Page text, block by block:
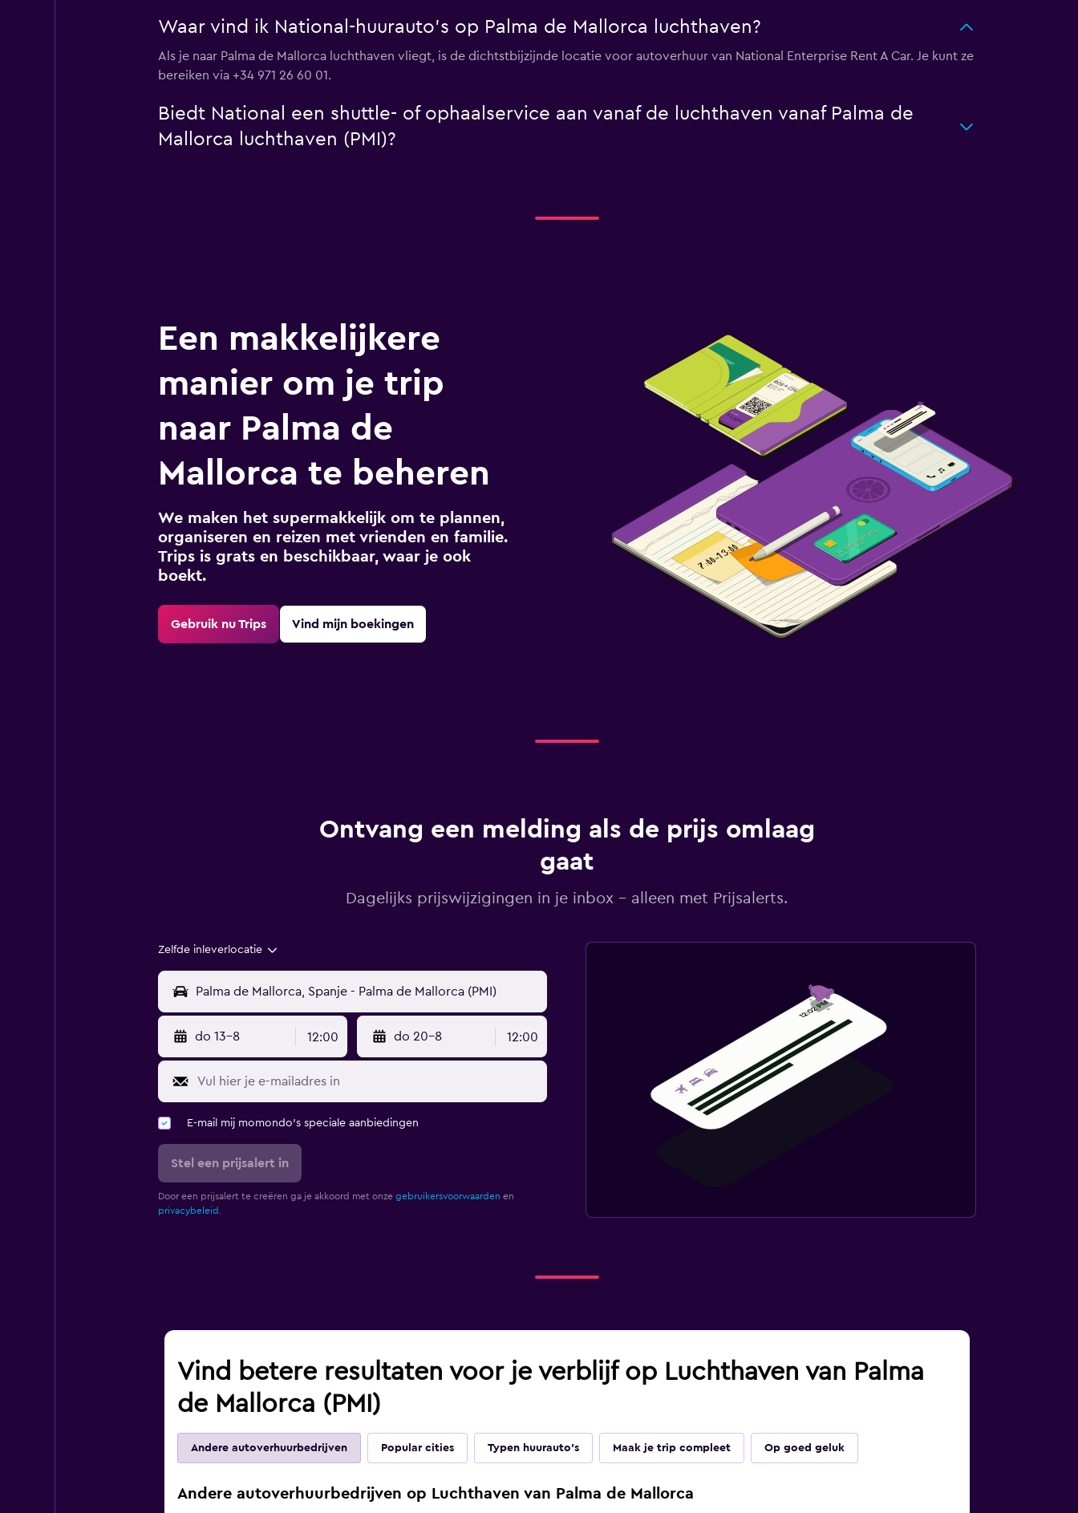
Waar vind ik National-huurauto's op Palma de Mallorca luchthaven?
Als je naar Palma de Mallorca luchthaven vliegt, is de dichtstbijzijnde locatie voor autoverhuur van National Enterprise Rent A Car. Je kunt ze
bereiken via +34 971 26 60 01.
Biedt National een shuttle- of ophaalservice aan vanaf de luchthaven vanaf Palma de
Mallorca luchthaven (PMI)?
Een makkelijkere
manier om je trip
naar Palma de
Mallorca te beheren
We maken het supermakkelijk om te plannen,
organiseren en reizen met vrienden en familie.
Trips is grats en beschikbaar, waar je ook
boekt.
Gebruik nu Trips Vind mijn boekingen
Ontvang een melding als de prijs omlaag
gaat
Dagelijks prijswijzigingen in je inbox - alleen met Prijsalerts.
Zelfde inleverlocatie
do 13-8 12:00 do 20-8 12:00
E-mail mij momondo's speciale aanbiedingen
Stel een prijsalert in
Door een prijsalert te creëren ga je akkoord met onze gebruikersvoorwaarden en
privacybeleid.
Vind betere resultaten voor je verblijf op Luchthaven van Palma
de Mallorca (PMI)
Andere autoverhuurbedrijven Popular cities Typen huurauto's Maak je trip compleet Op goed geluk
Andere autoverhuurbedrijven op Luchthaven van Palma de Mallorca